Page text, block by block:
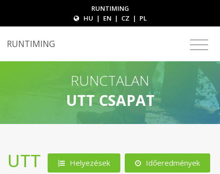
RUNTIMING
HU | EN | CZ | PL
RUNTIMING
RUNCTALAN
UTT CSAPAT
Helyezések Időeredmények
UTT